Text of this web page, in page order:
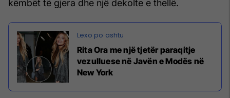
këmbët të gjera dhe një dekolte e thellë.
Rita Ora me një tjetër paraqitje
vezulluese në Javën e Modës në
New York